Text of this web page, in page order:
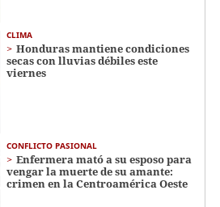
CLIMA
Honduras mantiene condiciones
secas con lluvias débiles este
viernes
CONFLICTO PASIONAL
Enfermera mató a su esposo para
vengar la muerte de su amante:
crimen en la Centroamérica Oeste